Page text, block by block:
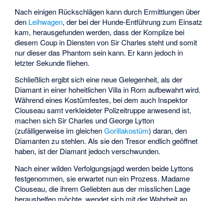
Nach einigen Rückschlägen kann durch Ermittlungen über
den Leihwagen, der bei der Hunde-Entführung zum Einsatz
kam, herausgefunden werden, dass der Komplize bei
diesem Coup in Diensten von Sir Charles steht und somit
nur dieser das Phantom sein kann. Er kann jedoch in
letzter Sekunde fliehen.
Schließlich ergibt sich eine neue Gelegenheit, als der
Diamant in einer hoheitlichen Villa in Rom aufbewahrt wird.
Während eines Kostümfestes, bei dem auch Inspektor
Clouseau samt verkleideter Polizeitruppe anwesend ist,
machen sich Sir Charles und George Lytton
(zufälligerweise im gleichenGorillakostüm) daran, den
Diamanten zu stehlen. Als sie den Tresor endlich geöffnet
haben, ist der Diamant jedoch verschwunden.
Nach einer wilden Verfolgungsjagd werden beide Lyttons
festgenommen, sie erwartet nun ein Prozess. Madame
Clouseau, die ihrem Geliebten aus der misslichen Lage
heraushelfen möchte, wendet sich mit der Wahrheit an